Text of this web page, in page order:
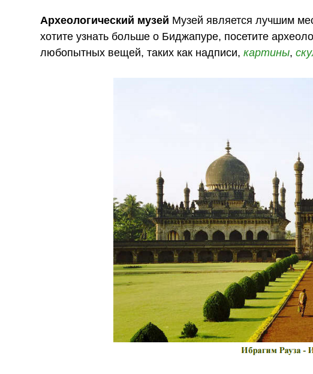
Археологический музей Музей является лучшим
хотите узнать больше о Биджапуре, посетите
любопытных вещей, таких как надписи,картины,